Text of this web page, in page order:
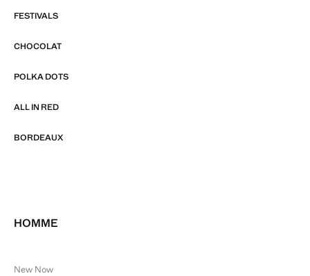
FESTIVALS
CHOCOLAT
POLKA DOTS
ALL IN RED
BORDEAUX
HOMME
New Now